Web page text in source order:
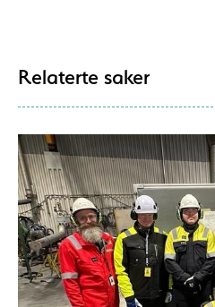
Relaterte saker